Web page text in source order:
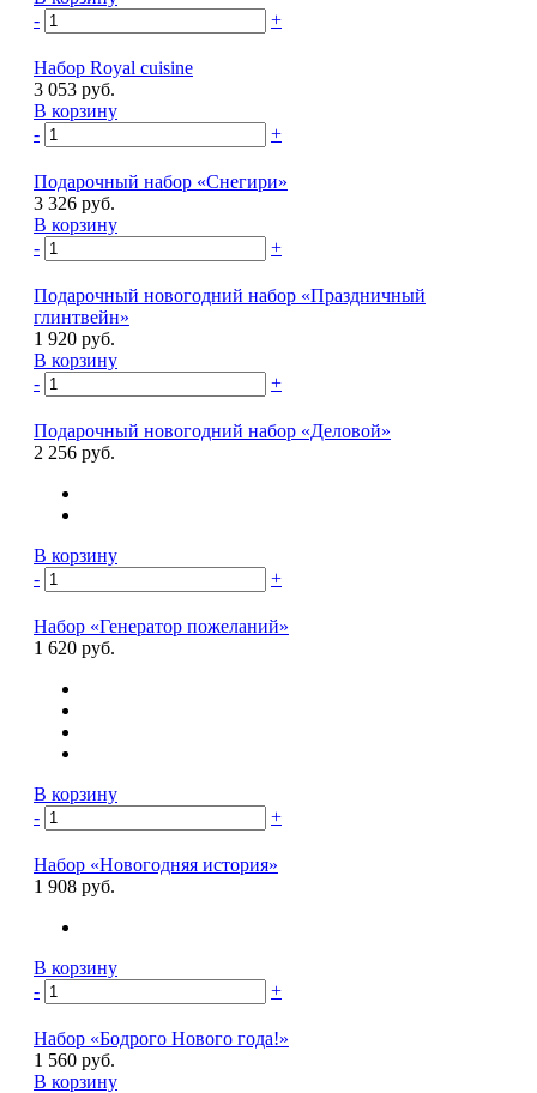
-
+
Набор Royal cuisine
3 053 руб.
В корзину
-
+
Подарочный набор «Снегири»
3 326 руб.
В корзину
-
+
Подарочный новогодний набор «Праздничный
глинтвейн»
1 920 руб.
В корзину
-
+
Подарочный новогодний набор «Деловой»
2 256 руб.
В корзину
-
+
Набор «Генератор пожеланий»
1 620 руб.
В корзину
-
+
Набор «Новогодняя история»
1 908 руб.
В корзину
-
+
Набор «Бодрого Нового года!»
1 560 руб.
В корзину